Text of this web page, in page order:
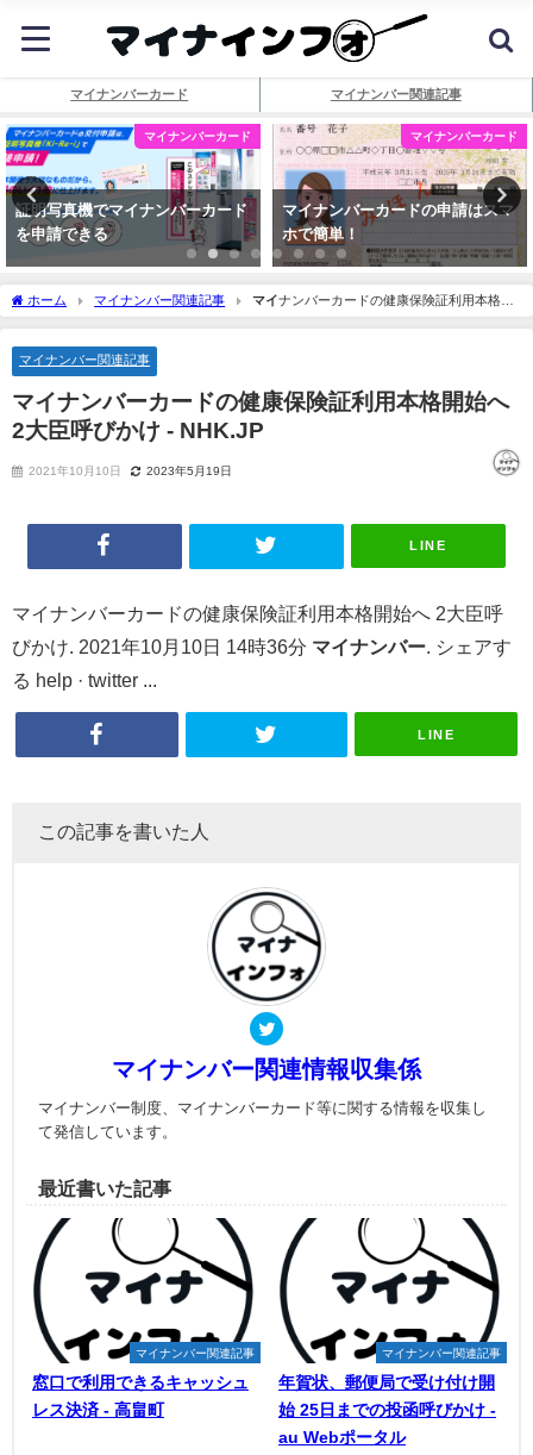
マイナンバーカード マイナンバー関連記事
マイナンバーカード
証明写真機でマイナンバーカード
を申請できる
マイナンバーカード
マイナンバーカードの申請はスマ
ホで簡単！
ホーム マイナンバー関連記事 マイナンバーカードの健康保険証利用本格開
始へ 2大臣呼びかけ - NHK.JP
マイナンバー関連記事
マイナンバーカードの健康保険証利用本格開始へ
2大臣呼びかけ - NHK.JP
2021年10月10日 2023年5月19日
LINE
マイナンバーカードの健康保険証利用本格開始へ 2大臣呼
びかけ. 2021年10月10日 14時36分 マイナンバー . シェアす
る help · twitter ...
LINE
この記事を書いた人
マイナンバー関連情報収集係
マイナンバー制度、マイナンバーカード等に関する情報を収集し
て発信しています。
最近書いた記事
マイナンバー関連記事
窓口で利用できるキャッシュ
レス決済 - 高畠町
マイナンバー関連記事
年賀状、郵便局で受け付け開
始 25日までの投函呼びかけ -
au Webポータル